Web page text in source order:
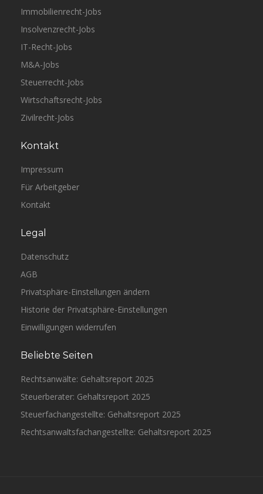
Immobilienrecht-Jobs
Insolvenzrecht-Jobs
IT-Recht-Jobs
M&A-Jobs
Steuerrecht-Jobs
Wirtschaftsrecht-Jobs
Zivilrecht-Jobs
Kontakt
Impressum
Für Arbeitgeber
Kontakt
Legal
Datenschutz
AGB
Privatsphäre-Einstellungen ändern
Historie der Privatsphäre-Einstellungen
Einwilligungen widerrufen
Beliebte Seiten
Rechtsanwälte: Gehaltsreport 2025
Steuerberater: Gehaltsreport 2025
Steuerfachangestellte: Gehaltsreport 2025
Rechtsanwaltsfachangestellte: Gehaltsreport 2025